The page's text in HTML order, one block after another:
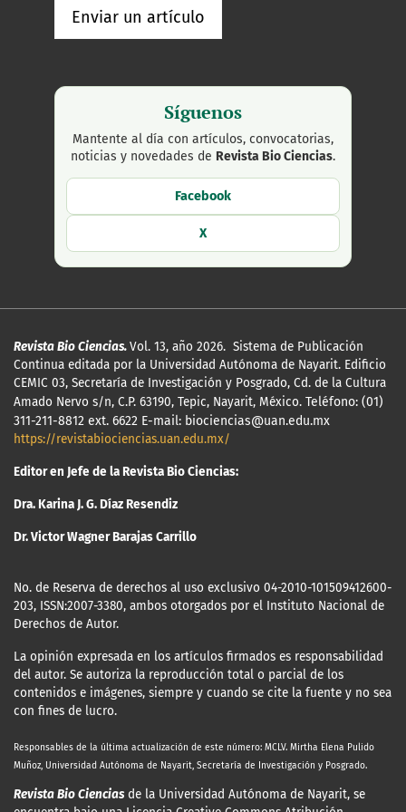
Enviar un artículo
Síguenos
Mantente al día con artículos, convocatorias,
noticias y novedades de Revista Bio Ciencias.
Facebook
X
Revista Bio Ciencias.Vol. 13, año 2026. Sistema de Publicación
Continua editada por la Universidad Autónoma de Nayarit. Edificio
CEMIC 03, Secretaría de Investigación y Posgrado, Cd. de la Cultura
Amado Nervo s/n, C.P. 63190, Tepic, Nayarit, México. Teléfono: (01)
311-211-8812 ext. 6622 E-mail: biociencias@uan.edu.mx
https://revistabiociencias.uan.edu.mx/
Editor en Jefe de la Revista Bio Ciencias:
Dra. Karina J. G. Díaz Resendiz
Dr. Victor Wagner Barajas Carrillo
No. de Reserva de derechos al uso exclusivo 04-2010-101509412600-
203, ISSN:2007-3380, ambos otorgados por el Instituto Nacional de
Derechos de Autor.
La opinión expresada en los artículos firmados es responsabilidad
del autor. Se autoriza la reproducción total o parcial de los
contenidos e imágenes, siempre y cuando se cite la fuente y no sea
con fines de lucro.
Responsables de la última actualización de este número: MCLV. Mirtha Elena Pulido
Muñoz, Universidad Autónoma de Nayarit, Secretaría de Investigación y Posgrado.
Revista Bio Ciencias de la Universidad Autónoma de Nayarit, se